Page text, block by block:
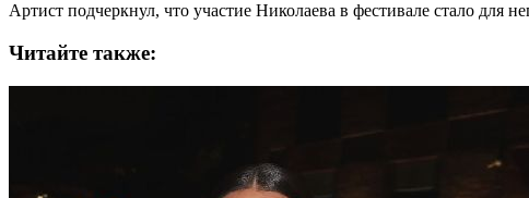
Артист подчеркнул, что участие Николаева в фестивале стало для
Читайте также: